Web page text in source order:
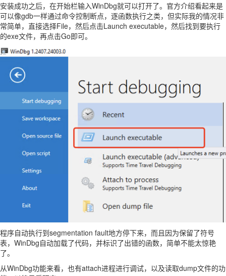
安装成功之后，在开始栏输入WinDbg就可以打开了。官方介绍看起来是
可以像gdb一样通过命令控制断点，逐函数执行之类，但实际我的情况非
常简单，直接选择File，然后点击Launch executable，然后找到要执行
的exe文件，再点击Go即可。
程序自动执行到segmentation fault地方停下来，而且因为保留了符号
表，WinDbg自动加载了代码，并标识了出错的函数，简单不能太惊艳
了。
从WinDbg功能来看，也有attach进程进行调试，以及读取dump文件的功